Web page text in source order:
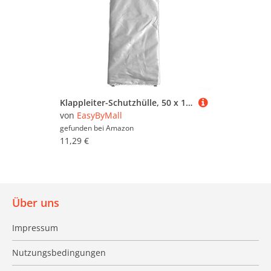
Klappleiter-Schutzhülle, 50 x 195 x 12 cm, Oxford-Stoff, wasserdicht, mit verstellbarem Kordelzug für verschiedene Leitern (Silber)
von EasyByMall
gefunden bei Amazon
11,29 €
Über uns
Impressum
Nutzungsbedingungen